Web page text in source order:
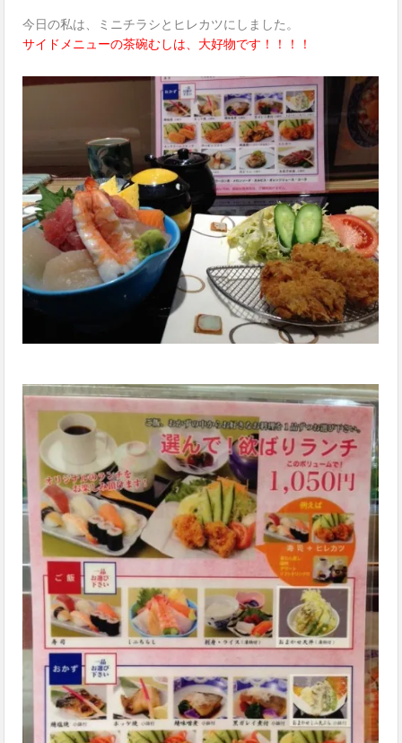
今日の私は、ミニチラシとヒレカツにしました。
サイドメニューの茶碗むしは、大好物です！！！！